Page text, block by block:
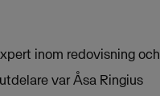
inom redovisning och
var Åsa Ringius